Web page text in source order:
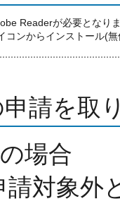
Readerが必要となり
コンからインストール(
請を取
場合
請対象外